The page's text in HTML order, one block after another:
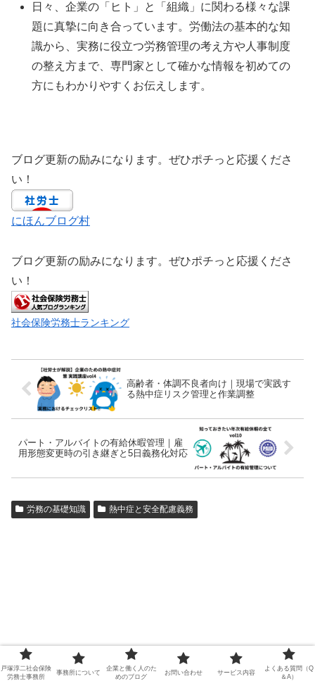
日々、企業の「ヒト」と「組織」に関わる様々な課
題に真摯に向き合っています。労働法の基本的な知
識から、実務に役立つ労務管理の考え方や人事制度
の整え方まで、専門家として確かな情報を初めての
方にもわかりやすくお伝えします。
ブログ更新の励みになります。ぜひポチっと応援くださ
い！
にほんブログ村
ブログ更新の励みになります。ぜひポチっと応援くださ
い！
社会保険労務士ランキング
高齢者・体調不良者向け｜現場で実践す
る熱中症リスク管理と作業調整
パート・アルバイトの有給休暇管理｜雇
用形態変更時の引き継ぎと5日義務化対応
労務の基礎知識 熱中症と安全配慮義務
戸塚淳二社会保険
労務士事務所
事務所について
企業と働く人のた
めのブログ
お問い合わせ サービス内容
よくある質問（Q
＆A）